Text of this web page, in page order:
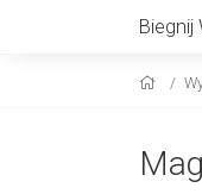
Biegnij